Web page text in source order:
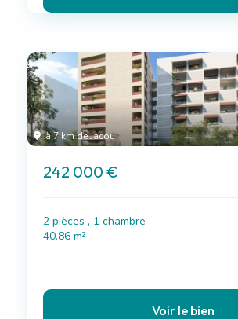
à 7 km de Jacou
242 000 €
2 pièces , 1 chambre
40.86 m²
Voir le bien